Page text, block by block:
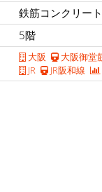
鉄筋コンクリー
5階
大阪 大阪御堂
JR
JR阪和線